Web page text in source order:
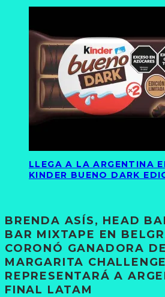
LLEGA A LA ARGENTINA
KINDER BUENO DARK
BRENDA ASÍS, HEAD
BAR MIXTAPE EN
CORONÓ GANADORA
MARGARITA
REPRESENTARÁ A
FINAL LATAM